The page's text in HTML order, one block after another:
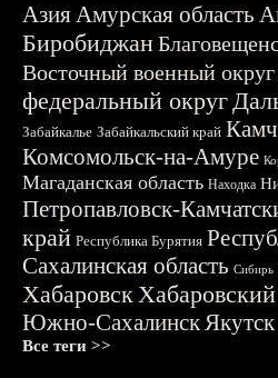
АзияАмурская область
Биробиджан
Восточный военный округ
федеральный округ
Забайкалье Забайкальский край
Комсомольск-на-Амуре
Магаданская область Находка
Петропавловск-
край Республика Бурятия
Сахалинская область Сибирь
Хабаровск
Южно-СахалинскЯкутск
Все теги >>